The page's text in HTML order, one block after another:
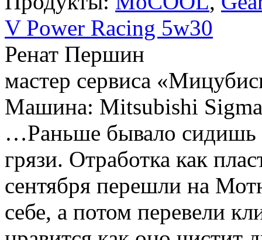
V Power Racing 5w30
Ренат Першин
мастер сервиса
Машина: Mitsubishi Sigma
…Раньше бывало
грязи. Отработка как
сентября перешли на
себе, а потом перевели